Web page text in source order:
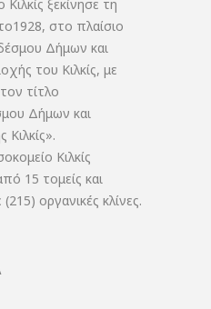
ξεκίνησε τη
στο πλαίσιο
Δήμων και
του Κιλκίς, με
τίτλο
Δήμων και
Κιλκίς
15 τομείς και
οργανικές κλίνες.